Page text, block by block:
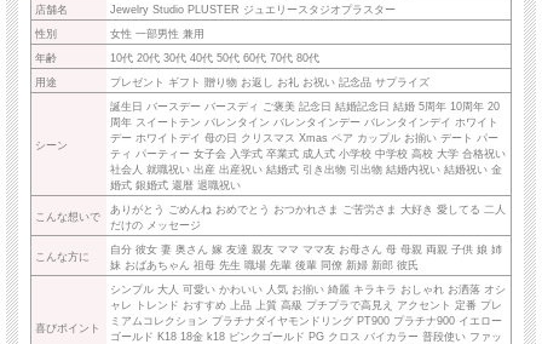
シーン
誕生日 バースデー バースディ ご褒美 記念日 結婚記念日 結婚 5周年 10周
年 20周年 スイートテン バレンタイン バレンタインデー バレンタインデイ
ホワイトデー ホワイトデイ 母の日 クリスマス Xmas ペア カップル お揃い
デート パーティ パーティー 女子会 入学式 卒業式 成人式 小学校 中学校 高
校 大学 合格祝い 社会人 就職祝い 出産 出産祝い 結婚式 引き出物 引出物
結婚内祝い 結婚祝い 金婚式 銀婚式 還暦 退職祝い
こんな想い
ありがとう ごめんね おめでとう おつかれさま ご苦労さま 大好き 愛して
る 二人だけの メッセージ
自分 彼女 妻 奥さん 嫁 友達 親友 ママ ママ友 お母さん 母 母親 両親 子供
娘 姉妹 おばあちゃん 祖母 先生 職場 先輩 後輩 同僚 新婦 新郎 彼氏
シンプル 大人 可愛い かわいい 人気 お揃い 綺麗 キラキラ おしゃれ お洒落
オシャレ トレンド おすすめ 上品 上質 高級 プチプラで高見え アクセント
定番 プレミアムコレクション プラチナダイヤモンドリング PT900 プラチ
ナ900 イエローゴールド K18 18金 k18 ピンクゴールド PG クロス バイカ
ラー 普段使い ファッションリング プロポーズ 婚約 結婚 記念日 金属アレ
ルギー アレルギーフリー 金属アレルギー対応 ノンアレルギー つけっぱな
店舗名
Jewelry Studio PLUSTER ジュエリースタジオプラスター
性別
女性 一部男性 兼用
年齢
10代 20代 30代 40代 50代 60代 70代 80代
用途
プレゼント ギフト 贈り物 お返し お礼 お祝い 記念品 サプライズ
シーン
誕生日 バースデー バースディ ご褒美 記念日 結婚記念日 結婚 5周年 10周年 20
周年 スイートテン バレンタイン バレンタインデー バレンタインデイ ホワイト
デー ホワイトデイ 母の日 クリスマス Xmas ペア カップル お揃い デート パー
ティ パーティー 女子会 入学式 卒業式 成人式 小学校 中学校 高校 大学 合格祝い
社会人 就職祝い 出産 出産祝い 結婚式 引き出物 引出物 結婚内祝い 結婚祝い 金
婚式 銀婚式 還暦 退職祝い
こんな想いで
ありがとう ごめんね おめでとう おつかれさま ご苦労さま 大好き 愛してる 二人
だけの メッセージ
こんな方に
自分 彼女 妻 奥さん 嫁 友達 親友 ママ ママ友 お母さん 母 母親 両親 子供 娘 姉
妹 おばあちゃん 祖母 先生 職場 先輩 後輩 同僚 新婦 新郎 彼氏
喜びポイント
シンプル 大人 可愛い かわいい 人気 お揃い 綺麗 キラキラ おしゃれ お洒落 オシ
ャレ トレンド おすすめ 上品 上質 高級 プチプラで高見え アクセント 定番 プレ
ミアムコレクション プラチナダイヤモンドリング PT900 プラチナ900 イエロー
ゴールド K18 18金 k18 ピンクゴールド PG クロス バイカラー 普段使い ファッ